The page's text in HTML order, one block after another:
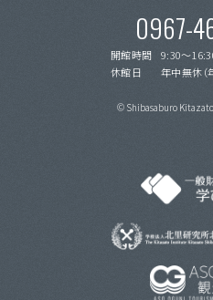
0967-
開館時間
9:30〜
休館日
年中無休（
© Shibasaburo